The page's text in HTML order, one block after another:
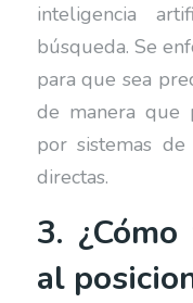
inteligencia
búsqueda. Se
para que sea
de manera que
por sistemas
directas.
3.
al